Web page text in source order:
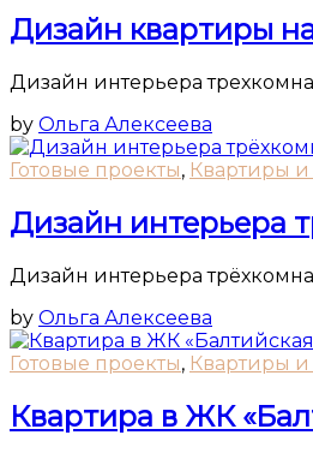
Дизайн квартиры
Дизайн интерьера
by Ольга Алексеева
Готовые проекты, Квартиры
Дизайн интерьера
Дизайн интерьера
by Ольга Алексеева
Готовые проекты, Квартиры
Квартира в ЖК